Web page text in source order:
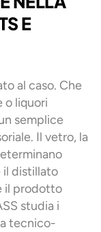
E
al caso. Che
o liquori
semplice
Il vetro, la
il distillato
il prodotto
studia i
tecnico-